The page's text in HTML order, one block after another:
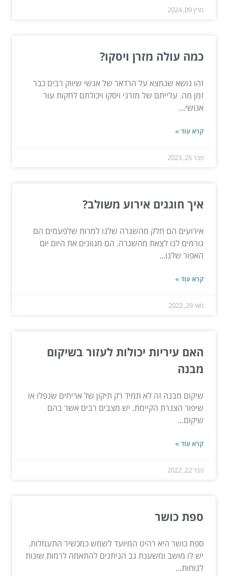
מרץ 09, 2024
כמה עולה מזרן ויסקו?
זהו נושא שנמצא על הרדאר של אנשי שיווק רבים כבר
זמן מה. עלייתם של מזרני ויסקו ויכולתם לחקות עור
אנושי...
קרא עוד »
פבר 25, 2023
איך חוגגים אירוע משולב?
אירועים הם חלק מהשגרה שלנו למרות שלפעמים הם
גורמים לנו לצאת מהשגרה. הם מגוונים את היום יום
האפור שלנו...
קרא עוד »
מאי 29, 2022
האם עיריות יכולות לעזור בשיקום
מבנה
שיקום מבנה זה לא תמיד רק תיקון של אריחים שנפלו או
שיפור הצנרת הקיימת. יש מצבים רבים אשר בהם
שיקום...
קרא עוד »
פבר 22, 2022
ספת כושר
ספת כושר היא רהיט המיועד לשמש כמכשיר התעמלות.
יש לו מושב ומשענת גב הניתנים להתאמה לרמות שונות
לנוחות...